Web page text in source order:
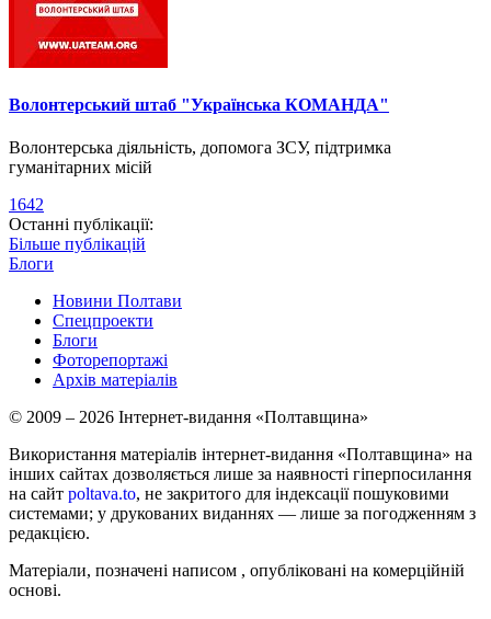
Волонтерський штаб "Українська КОМАНДА"
Волонтерська діяльність, допомога ЗСУ, підтримка
гуманітарних місій
1642
Останні публікації:
Більше публікацій
Блоги
Новини Полтави
Спецпроекти
Блоги
Фоторепортажі
Архів матеріалів
© 2009 – 2026 Інтернет-видання «Полтавщина»
Використання матеріалів інтернет-видання «Полтавщина» на
інших сайтах дозволяється лише за наявності гіперпосилання
на сайт poltava.to, не закритого для індексації пошуковими
системами; у друкованих виданнях — лише за погодженням з
редакцією.
Матеріали, позначені написом , опубліковані на комерційній
основі.